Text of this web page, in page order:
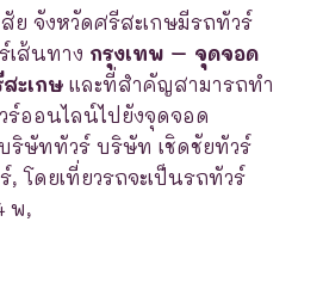
จังหวัดศรีสะเกษมีรถทัวร์
เส้นทาง กรุงเทพ – จุดจอด
ะเกษ และที่สำคัญสามารถทำ
ร์ออนไลน์ไปยังจุดจอด
ษัททัวร์ บริษัท เชิดชัยทัวร์
โดยเที่ยวรถจะเป็นรถทัวร์
พ,